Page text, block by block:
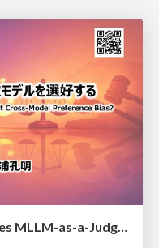
[MIRU26] To What Extent Does MLLM-as-a-Judge Exhibit Cross-Model Preference Bias?